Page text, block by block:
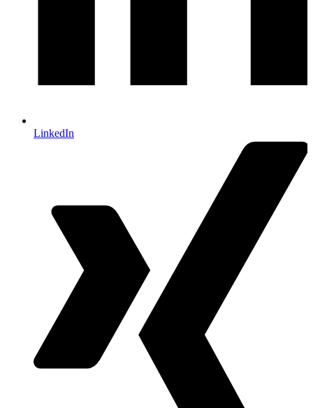
LinkedIn